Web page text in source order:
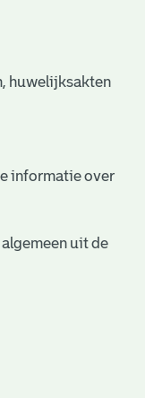
huwelijksakten
informatie over
uit de